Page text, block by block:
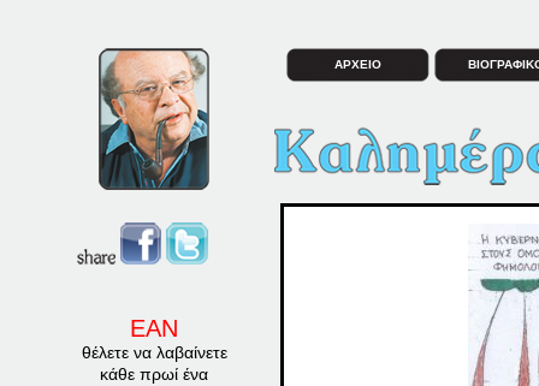
ΕΑΝ
θέλετε να λαβαίνετε
κάθε πρωί ένα
ΑΡΧΕΙΟ